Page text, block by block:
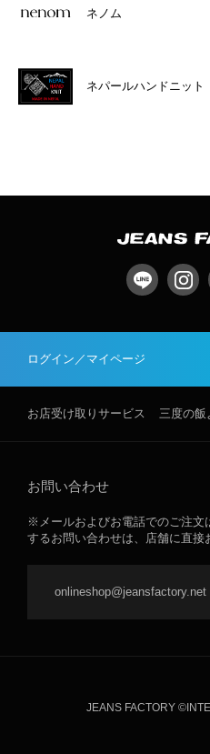
ネノム
ネパールハンドニット
ログイン／マイページ
お店受け取りサービス 三度の飯
お問い合わせ
※メールおよびお電話でのご注文
するお問い合わせは、店舗に直接
onlineshop@jeansfactory.net
JEANS FACTORY